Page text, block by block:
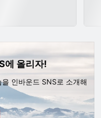
에 올리자!
인바운드 SNS로 소개해